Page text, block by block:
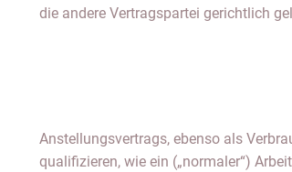
die andere Vertragspartei gerichtlich
Anstellungsvertrags, ebenso als
qualifizieren, wie ein („normaler“)